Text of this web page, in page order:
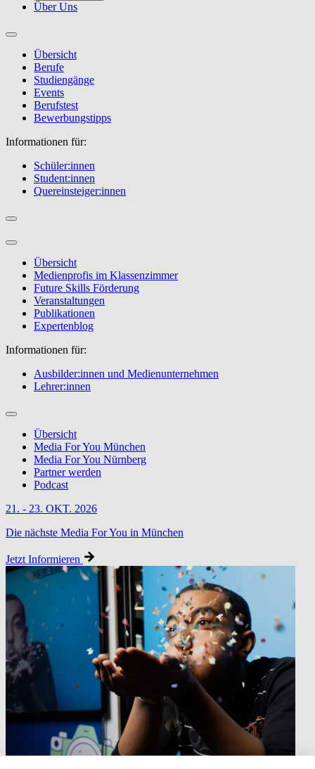
Über Uns
Übersicht
Berufe
Studiengänge
Events
Berufstest
Bewerbungstipps
Informationen für:
Schüler:innen
Student:innen
Quereinsteiger:innen
Übersicht
Medienprofis im Klassenzimmer
Future Skills Förderung
Veranstaltungen
Publikationen
Expertenblog
Informationen für:
Ausbilder:innen und Medienunternehmen
Lehrer:innen
Übersicht
Media For You München
Media For You Nürnberg
Partner werden
Podcast
21. - 23. OKT. 2026
Die nächste Media For You in München
Jetzt Informieren